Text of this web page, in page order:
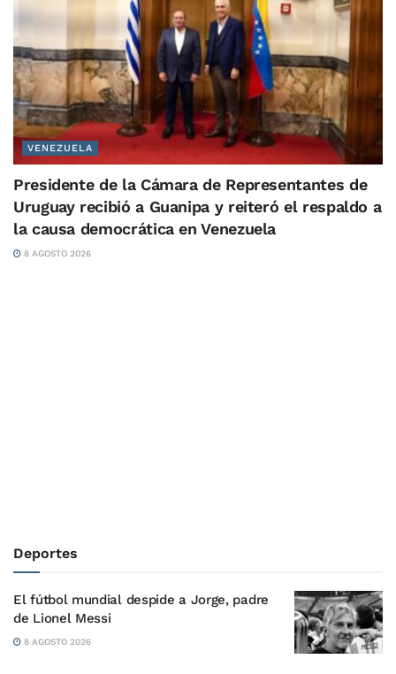
VENEZUELA
Presidente de la Cámara de Representantes de
Uruguay recibió a Guanipa y reiteró el respaldo a
la causa democrática en Venezuela
8 AGOSTO 2026
Deportes
El fútbol mundial despide a Jorge, padre
de Lionel Messi
8 AGOSTO 2026